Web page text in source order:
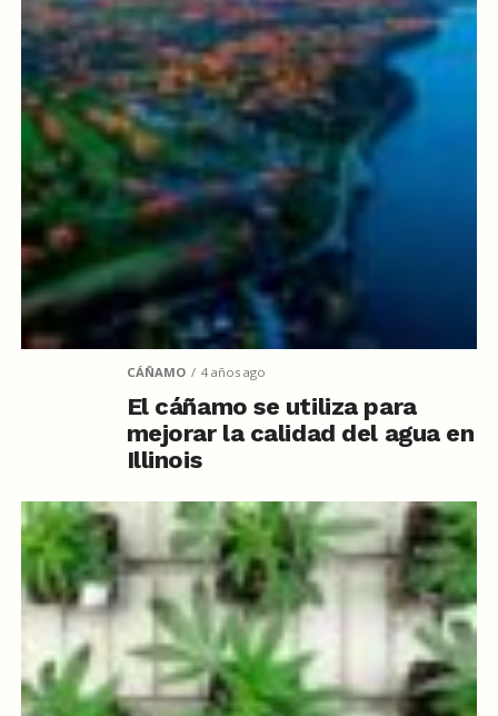
CÁÑAMO 4 años ago
El cáñamo se utiliza para
mejorar la calidad del agua en
Illinois